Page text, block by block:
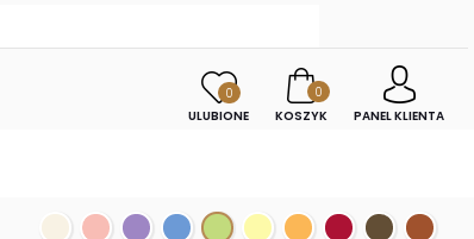
0
ULUBIONE
0
KOSZYK
PANEL KLIENTA